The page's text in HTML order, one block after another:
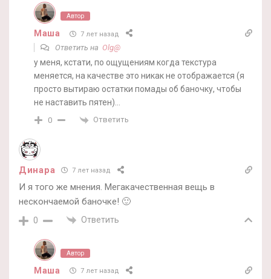
Автор
Маша 7 лет назад
Ответить на Olg@
у меня, кстати, по ощущениям когда текстура
меняется, на качестве это никак не отображается (я
просто вытираю остатки помады об баночку, чтобы
не наставить пятен)…
0 Ответить
Динара 7 лет назад
И я того же мнения. Мегакачественная вещь в
нескончаемой баночке! 🙂
0 Ответить
Автор
Маша 7 лет назад